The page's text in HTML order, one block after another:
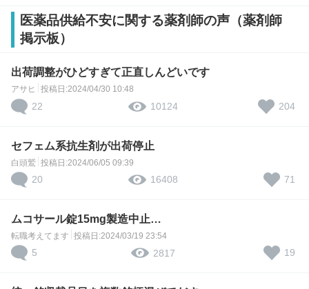
医薬品供給不安に関する薬剤師の声（薬剤師
掲示板）
出荷調整がひどすぎて正直しんどいです
アサヒ 投稿日:2024/04/30 10:48
22 10124 204
セフェム系抗生剤が出荷停止
白頭鷲 投稿日:2024/06/05 09:39
20 16408 71
ムコサール錠15mg製造中止…
転職考えてます 投稿日:2024/03/19 23:54
5 2817 19